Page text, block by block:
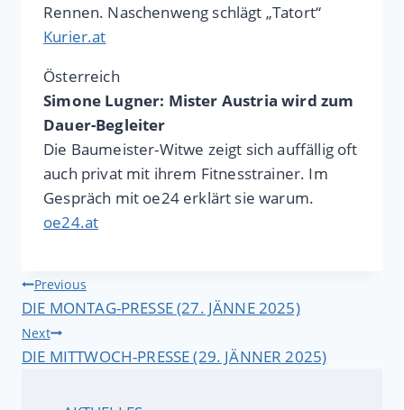
Rennen. Naschenweng schlägt „Tatort“
Kurier.at
Österreich
Simone Lugner: Mister Austria wird zum
Dauer-Begleiter
Die Baumeister-Witwe zeigt sich auffällig oft
auch privat mit ihrem Fitnesstrainer. Im
Gespräch mit oe24 erklärt sie warum.
oe24.at
Beitragsnavigation
Previous
DIE MONTAG-PRESSE (27. JÄNNE 2025)
Next
DIE MITTWOCH-PRESSE (29. JÄNNER 2025)